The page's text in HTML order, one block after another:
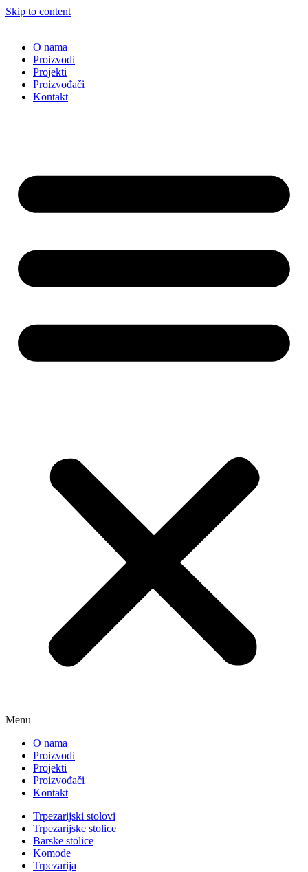
Skip to content
O nama
Proizvodi
Projekti
Proizvođači
Kontakt
Menu
O nama
Proizvodi
Projekti
Proizvođači
Kontakt
Trpezarijski stolovi
Trpezarijske stolice
Barske stolice
Komode
Trpezarija